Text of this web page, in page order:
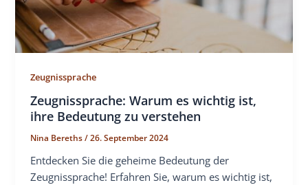
Zeugnissprache
Zeugnissprache: Warum es wichtig ist,
ihre Bedeutung zu verstehen
Nina Bereths/26. September 2024
Entdecken Sie die geheime Bedeutung der
Zeugnissprache! Erfahren Sie, warum es wichtig ist,